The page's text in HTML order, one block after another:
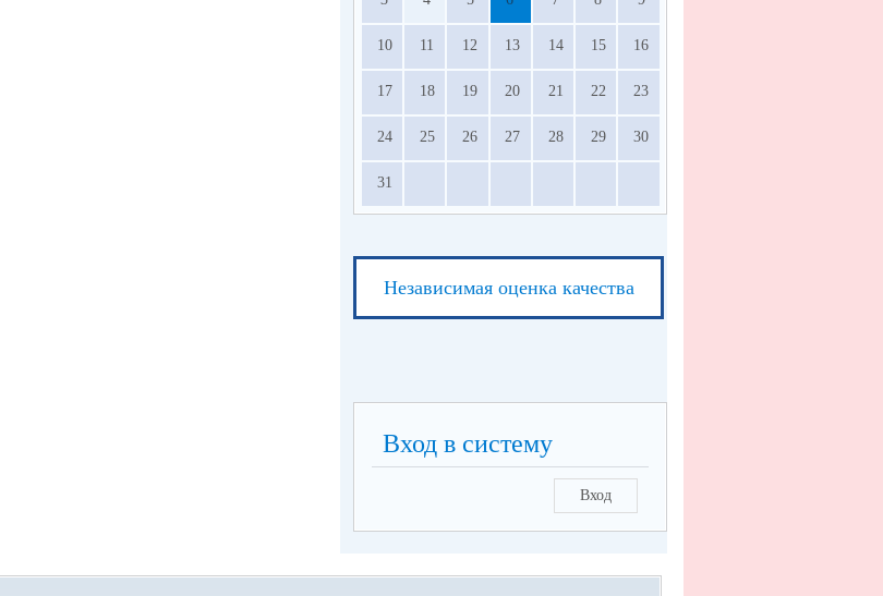
10 11 12 13 14 15 16
17 18 19 20 21 22 23
24 25 26 27 28 29 30
31
Независимая оценка качества
Вход в систему
Вход